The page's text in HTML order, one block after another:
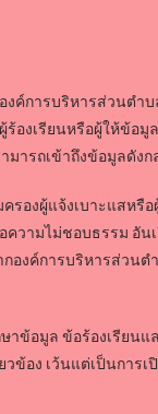
งค์การบริหารส่วนตำ
องเรียนหรือผู้ให้ข้อมู
มารถเข้าถึงข้อมูลดังก
องผู้แจ้งเบาะแสหรื
วามไม่ชอบธรรม อัน
องค์การบริหารส่วนต
ข้อมูล ข้อร้องเรียนแ
ข้อง เว้นแต่เป็นการ